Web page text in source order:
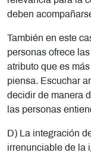
deben
También en este
personas ofrece
atributo que es
piensa. Escuchar
decidir de manera
las personas
D) La integración
irrenunciable de la